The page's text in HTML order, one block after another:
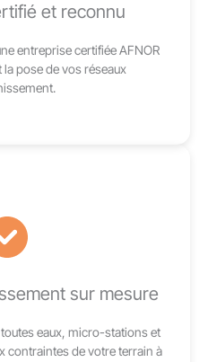
et reconnu
entreprise certifiée AFNOR
pose de vos réseaux
sur mesure
eaux, micro-stations et
contraintes de votre terrain à